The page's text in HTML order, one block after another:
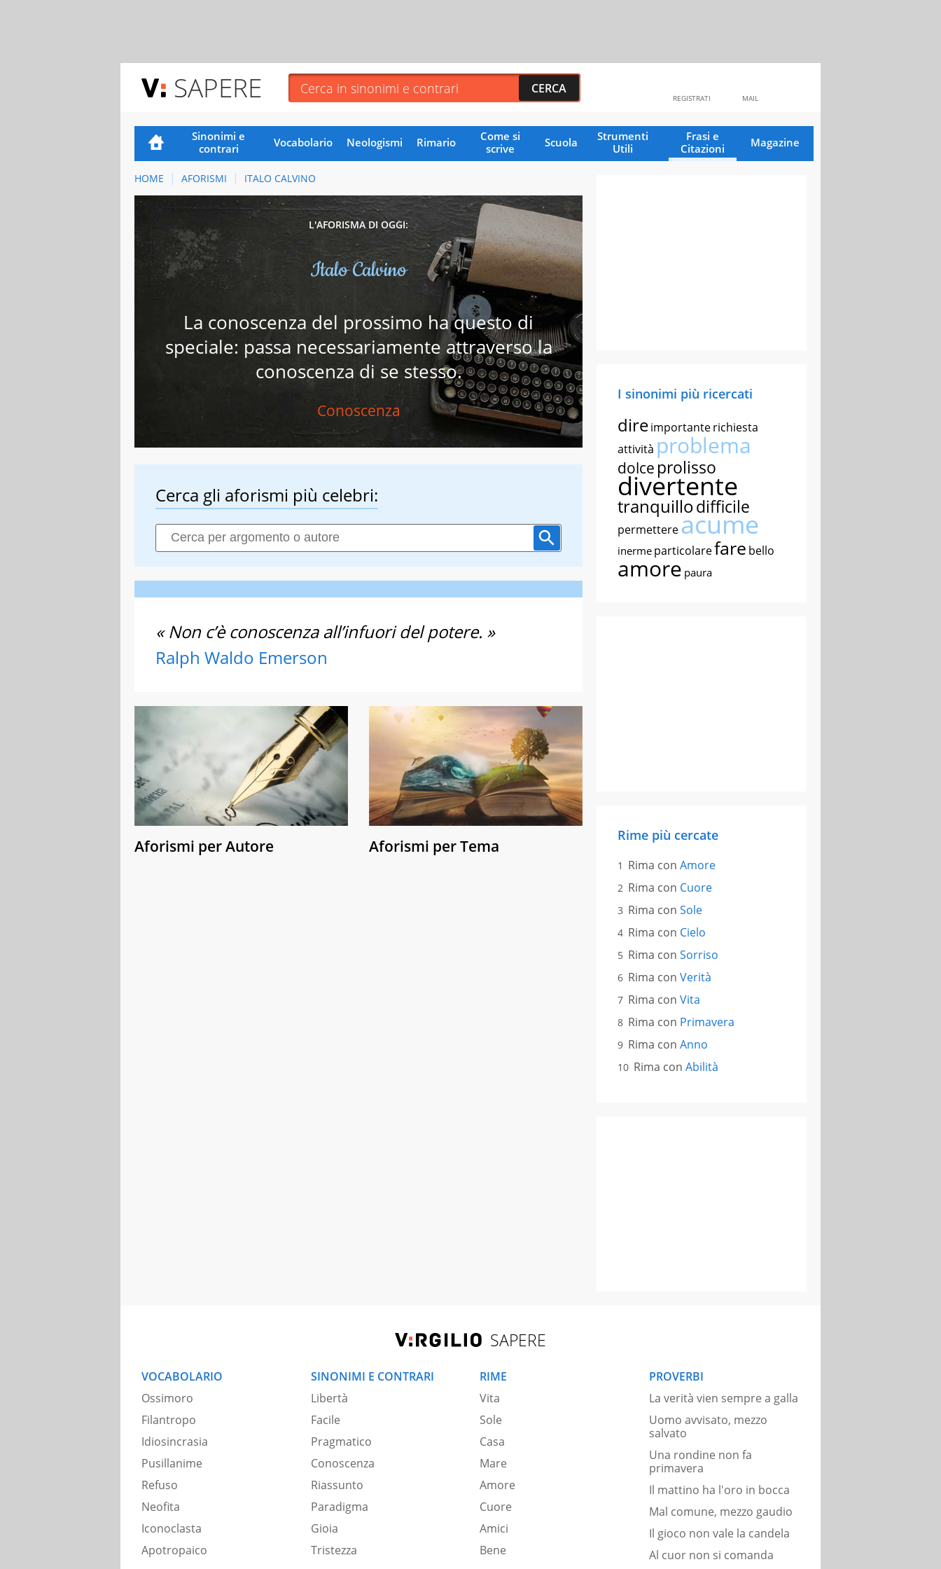
SAPERE MAIL
REGISTRATI
Sinonimi e
contrari
Vocabolario Neologismi Rimario
Come si
scrive
Scuola
Strumenti
Utili
Frasi e
Citazioni
Magazine
HOME AFORISMI ITALO CALVINO
L'AFORISMA DI OGGI:
Italo Calvino
La conoscenza del prossimo ha questo di
speciale: passa necessariamente attraverso la
conoscenza di se stesso.
Conoscenza
Cerca gli aforismi più celebri:
« Non c’è conoscenza all’infuori del potere. »
Ralph Waldo Emerson
Aforismi per Autore Aforismi per Tema
I sinonimi più ricercati
direimportanterichiesta
attività problema
dolce prolisso
divertente
tranquillodifficile
permettereacume
inerme particolarefare bello
amore paura
Rime più cercate
Rima con Amore
Rima con Cuore
Rima con Sole
Rima con Cielo
Rima con Sorriso
Rima con Verità
Rima con Vita
Rima con Primavera
Rima con Anno
Rima con Abilità
SAPERE
VOCABOLARIO
Ossimoro
Filantropo
Idiosincrasia
Pusillanime
Refuso
Neofita
Iconoclasta
Apotropaico
SINONIMI E CONTRARI
Libertà
Facile
Pragmatico
Conoscenza
Riassunto
Paradigma
Gioia
Tristezza
RIME
Vita
Sole
Casa
Mare
Amore
Cuore
Amici
Bene
PROVERBI
La verità vien sempre a galla
Uomo avvisato, mezzo
salvato
Una rondine non fa
primavera
Il mattino ha l'oro in bocca
Mal comune, mezzo gaudio
Il gioco non vale la candela
Al cuor non si comanda